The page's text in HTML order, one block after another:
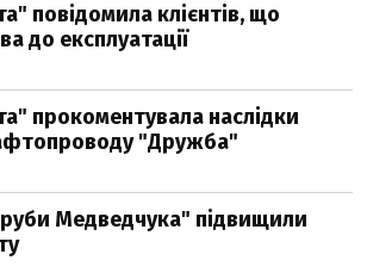
повідомила клієнтів, що
до експлуатації
прокоментувала наслідки
"Дружба"
Медведчука" підвищили